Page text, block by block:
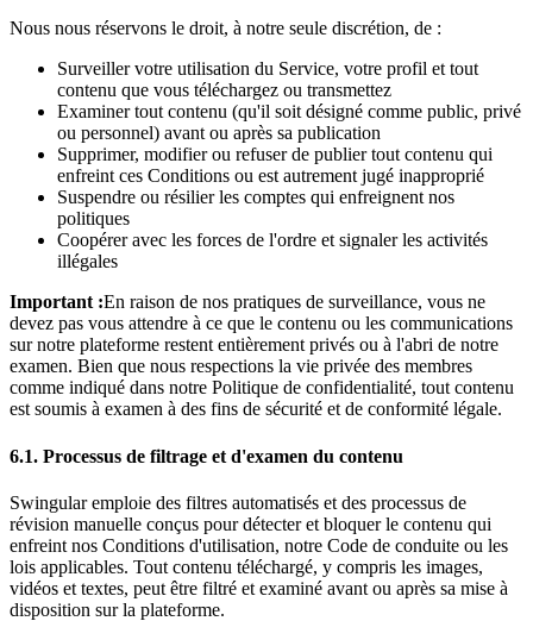
Nous nous réservons le droit, à notre seule discrétion, de :
Surveiller votre utilisation du Service, votre profil et tout
contenu que vous téléchargez ou transmettez
Examiner tout contenu (qu'il soit désigné comme public, privé
ou personnel) avant ou après sa publication
Supprimer, modifier ou refuser de publier tout contenu qui
enfreint ces Conditions ou est autrement jugé inapproprié
Suspendre ou résilier les comptes qui enfreignent nos
politiques
Coopérer avec les forces de l'ordre et signaler les activités
illégales
Important :En raison de nos pratiques de surveillance, vous ne
devez pas vous attendre à ce que le contenu ou les communications
sur notre plateforme restent entièrement privés ou à l'abri de notre
examen. Bien que nous respections la vie privée des membres
comme indiqué dans notre Politique de confidentialité, tout contenu
est soumis à examen à des fins de sécurité et de conformité légale.
6.1. Processus de filtrage et d'examen du contenu
Swingular emploie des filtres automatisés et des processus de
révision manuelle conçus pour détecter et bloquer le contenu qui
enfreint nos Conditions d'utilisation, notre Code de conduite ou les
lois applicables. Tout contenu téléchargé, y compris les images,
vidéos et textes, peut être filtré et examiné avant ou après sa mise à
disposition sur la plateforme.